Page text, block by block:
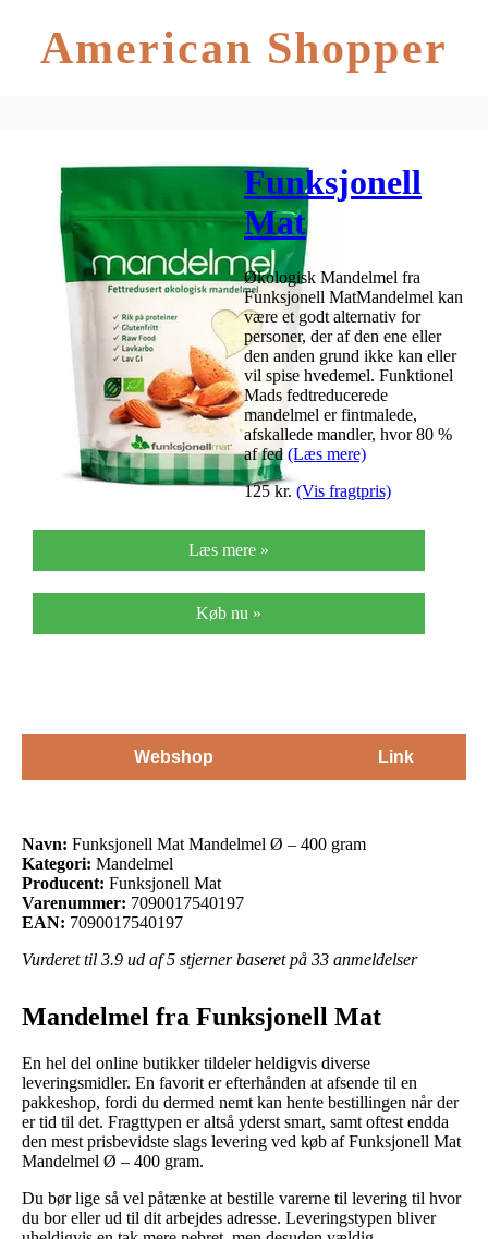
American Shopper
Funksjonell
Mat
Mandelmel Ø
– 400 gram
Økologisk Mandelmel fra
Funksjonell MatMandelmel kan
være et godt alternativ for
personer, der af den ene eller
den anden grund ikke kan eller
vil spise hvedemel. Funktionel
Mads fedtreducerede
mandelmel er fintmalede,
afskallede mandler, hvor 80 %
af fed (Læs mere)
125 kr. (Vis fragtpris)
Læs mere »
Køb nu »
Webshop Link
Navn: Funksjonell Mat Mandelmel Ø – 400 gram
Kategori: Mandelmel
Producent: Funksjonell Mat
Varenummer: 7090017540197
EAN: 7090017540197
Vurderet til 3.9 ud af 5 stjerner baseret på 33 anmeldelser
Mandelmel fra Funksjonell Mat
En hel del online butikker tildeler heldigvis diverse
leveringsmidler. En favorit er efterhånden at afsende til en
pakkeshop, fordi du dermed nemt kan hente bestillingen når der
er tid til det. Fragttypen er altså yderst smart, samt oftest endda
den mest prisbevidste slags levering ved køb af Funksjonell Mat
Mandelmel Ø – 400 gram.
Du bør lige så vel påtænke at bestille varerne til levering til hvor
du bor eller ud til dit arbejdes adresse. Leveringstypen bliver